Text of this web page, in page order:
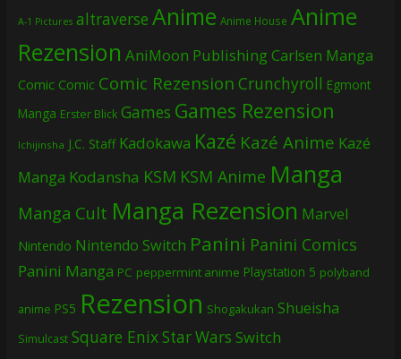
A-1 Pictures altraverse Anime Anime House Anime
Rezension AniMoon PublishingCarlsen Manga
Comic Comic Comic Rezension Crunchyroll Egmont
Manga Erster Blick Games Games Rezension
Ichijinsha J.C. Staff Kadokawa Kazé Kazé Anime Kazé
Manga Kodansha KSM KSM Anime Manga
Manga Cult Manga Rezension Marvel
Nintendo Nintendo Switch Panini Panini Comics
Panini Manga PC peppermint anime Playstation 5 polyband
anime PS5 Rezension Shogakukan Shueisha
Simulcast Square EnixStar Wars Switch